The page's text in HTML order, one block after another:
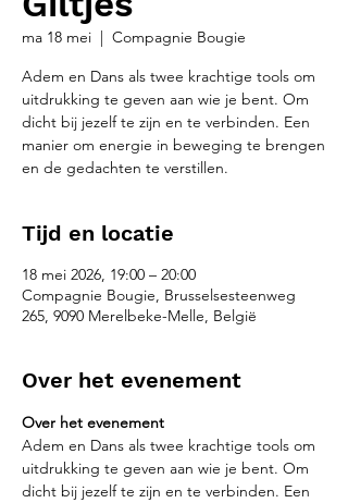
ma 18 mei
  |
Compagnie Bougie
Adem en Dans als twee krachtige tools om
uitdrukking te geven aan wie je bent. Om
dicht bij jezelf te zijn en te verbinden. Een
manier om energie in beweging te brengen
en de gedachten te verstillen.
Tijd en locatie
18 mei 2026, 19:00 – 20:00
Compagnie Bougie, Brusselsesteenweg
265, 9090 Merelbeke-Melle, België
Over het evenement
Over het evenement
Adem en Dans als twee krachtige tools om
uitdrukking te geven aan wie je bent. Om
dicht bij jezelf te zijn en te verbinden. Een